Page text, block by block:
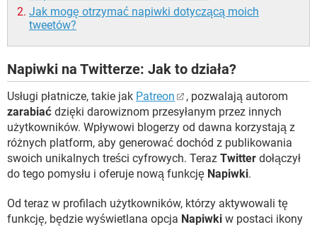
Jak mogę otrzymać napiwki dotyczącą moich
tweetów?
Napiwki na Twitterze: Jak to działa?
Usługi płatnicze, takie jak Patreon
, pozwalają autorom
zarabiać dzięki darowiznom przesyłanym przez innych
użytkowników. Wpływowi blogerzy od dawna korzystają z
różnych platform, aby generować dochód z publikowania
swoich unikalnych treści cyfrowych. Teraz Twitter dołączył
do tego pomysłu i oferuje nową funkcję Napiwki.
Od teraz w profilach użytkowników, którzy aktywowali tę
funkcję, będzie wyświetlana opcja Napiwki w postaci ikony